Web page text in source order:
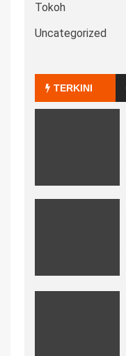
Tokoh
Uncategorized
TERKINI